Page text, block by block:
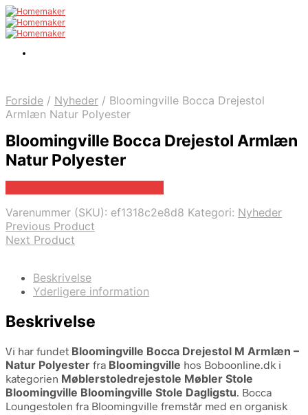
Forside / Nyheder / Bloomingville Bocca Drejestol
Armlæn Natur Polyester
Bloomingville Bocca Drejestol Armlæn
Natur Polyester
Varenummer (SKU): ef1318c2e8d8 Kategori: Nyheder
Previous Product
Next Product
Beskrivelse
Yderligere information
Beskrivelse
Vi har fundet Bloomingville Bocca Drejestol M Armlæn –
Natur Polyester fra Bloomingville hos Boboonline.dk i
kategorien Møblerstoledrejestole Møbler Stole
Bloomingville Bloomingville Stole Dagligstu. Bocca
Loungestolen fra Bloomingville fremstår med en organisk